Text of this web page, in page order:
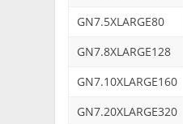
GN7.5XLARGE80
GN7.8XLARGE128
GN7.10XLARGE160
GN7.20XLARGE320